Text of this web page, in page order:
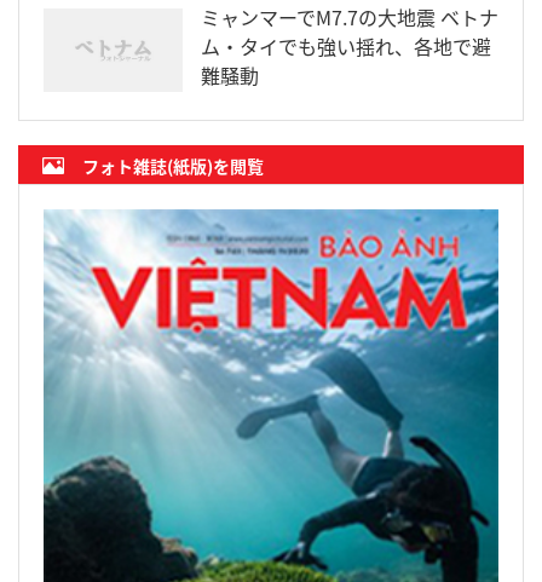
ミャンマーでM7.7の大地震 ベトナ
ム・タイでも強い揺れ、各地で避
難騒動
フォト雑誌(紙版)を閲覧